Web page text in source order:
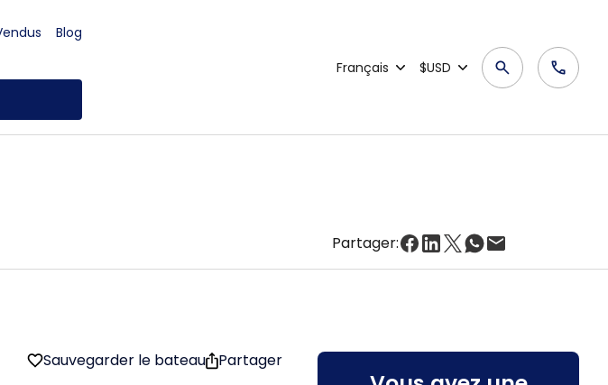
Blog
Français $USD
Partager:
Sauvegarder le bateau Partager